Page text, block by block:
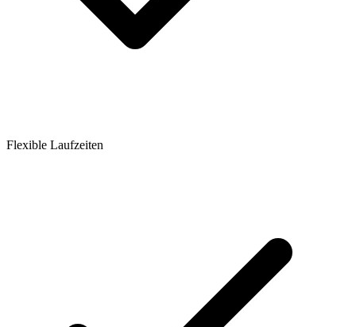
Flexible Laufzeiten